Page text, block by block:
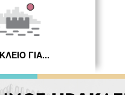
ΓΙΑ...